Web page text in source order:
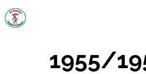
1955/